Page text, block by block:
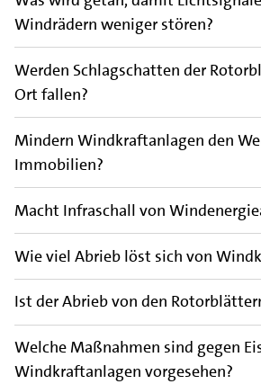
Windrädern weniger stören?
Werden Schlagschatten der
Ort fallen?
Mindern Windkraftanlagen den
Immobilien?
Macht Infraschall von
Wie viel Abrieb löst sich von
Ist der Abrieb von den
Welche Maßnahmen sind gegen
Windkraftanlagen vorgesehen?